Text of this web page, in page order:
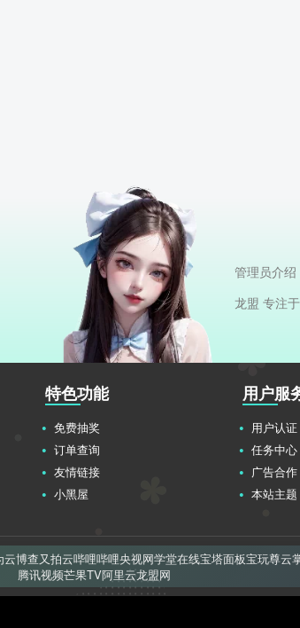
管理员介绍
龙盟 专注
特色功能
免费抽奖
订单查询
友情链接
小黑屋
用户服
用户认证
任务中心
广告合作
本站主题
云博查又拍云哔哩哔哩央视网学堂在线宝塔面板宝玩尊云
腾讯视频芒果TV阿里云龙盟网